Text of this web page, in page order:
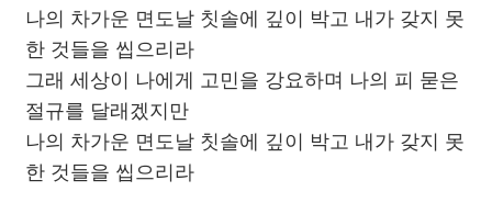
나의 차가운 면도날 칫솔에 깊이 박고 내가 갖지 못
한 것들을 씹으리라
그래 세상이 나에게 고민을 강요하며 나의 피 묻은
절규를 달래겠지만
나의 차가운 면도날 칫솔에 깊이 박고 내가 갖지 못
한 것들을 씹으리라